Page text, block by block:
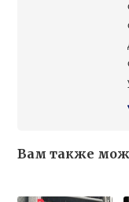
Вам также